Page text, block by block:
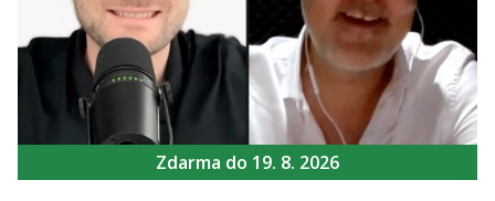
Zdarma do 19. 8. 2026